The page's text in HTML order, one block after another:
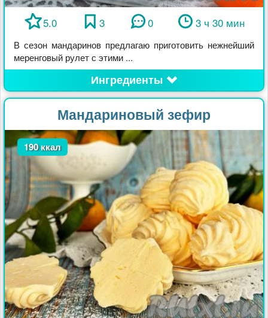
5.0 3 0 3 ч 30 мин
В сезон мандаринов предлагаю приготовить нежнейший
меренговый рулет с этими ...
Ингредиенты
Мандариновый зефир
190 ккал